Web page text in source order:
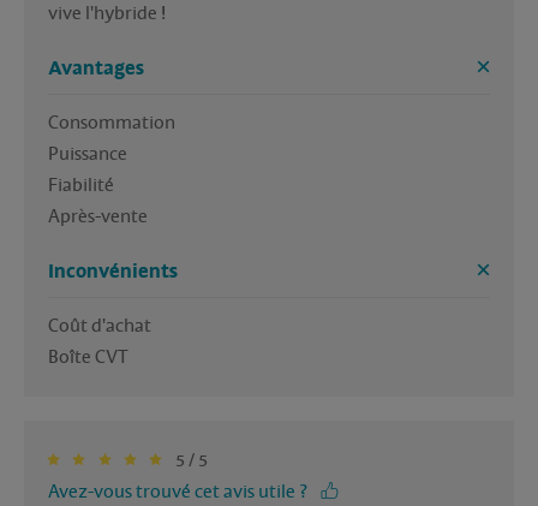
vive l'hybride !
Avantages
Consommation
Puissance
Fiabilité
Après-vente
Inconvénients
Coût d'achat
Boîte CVT
5 / 5
Avez-vous trouvé cet avis utile ?